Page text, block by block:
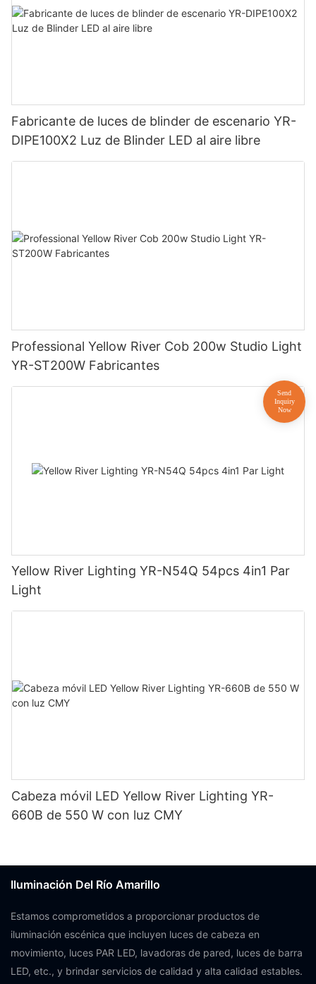
Fabricante de luces de blinder de escenario YR-
DIPE100X2 Luz de Blinder LED al aire libre
Professional Yellow River Cob 200w Studio Light
YR-ST200W Fabricantes
Yellow River Lighting YR-N54Q 54pcs 4in1 Par
Light
Cabeza móvil LED Yellow River Lighting YR-
660B de 550 W con luz CMY
Iluminación Del Río Amarillo
Estamos comprometidos a proporcionar productos de
iluminación escénica que incluyen luces de cabeza en
movimiento, luces PAR LED, lavadoras de pared, luces de barra
LED, etc., y brindar servicios de calidad y alta calidad estables.